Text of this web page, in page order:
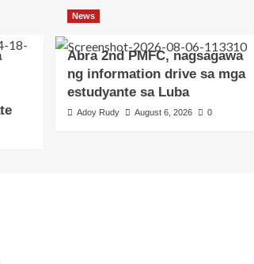
News
Abra 2nd PMFC, nagsagawa
ng information drive sa mga
estudyante sa Luba
Adoy Rudy August 6, 2026 0